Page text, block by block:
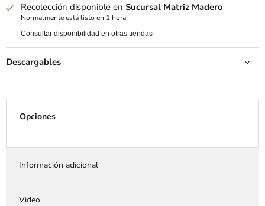
Recolección disponible en Sucursal Matriz Madero
Normalmente está listo en 1 hora
Consultar disponibilidad en otras tiendas
Descargables
Opciones
Información adicional
Video